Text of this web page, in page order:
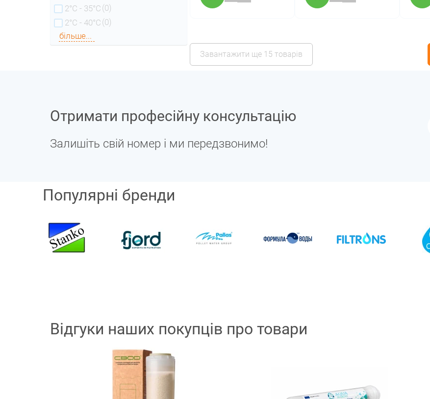
2°C - 35°C (0)
2°C - 40°C (0)
більше...
Завантажити ще 15 товарів
Отримати професійну консультацію
Залишіть свій номер і ми передзвонимо!
Популярні бренди
Відгуки наших покупців про товари